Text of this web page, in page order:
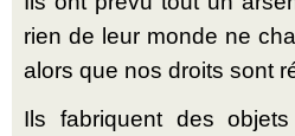
rien de leur monde ne
alors que nos droits sont
Ils fabriquent des